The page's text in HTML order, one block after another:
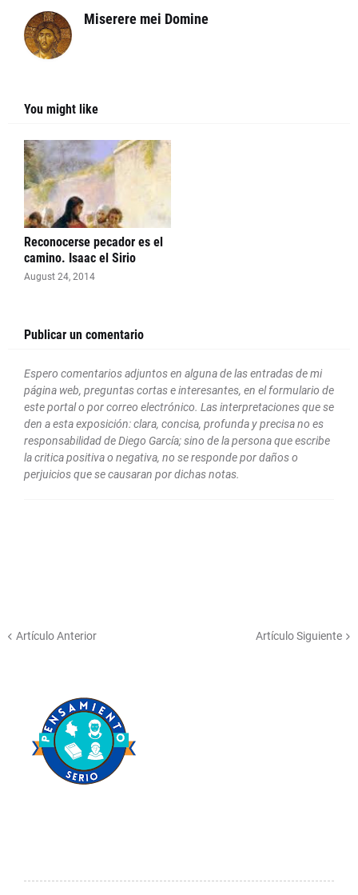
Miserere mei Domine
You might like
Reconocerse pecador es el
camino. Isaac el Sirio
August 24, 2014
Publicar un comentario
Espero comentarios adjuntos en alguna de las entradas de mi
página web, preguntas cortas e interesantes, en el formulario de
este portal o por correo electrónico. Las interpretaciones que se
den a esta exposición: clara, concisa, profunda y precisa no es
responsabilidad de Diego García; sino de la persona que escribe
la critica positiva o negativa, no se responde por daños o
perjuicios que se causaran por dichas notas.
Artículo Anterior Artículo Siguiente